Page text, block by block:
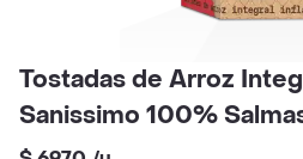
Tostadas de Arroz
Sanissimo 100%